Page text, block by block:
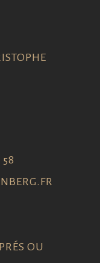
OU